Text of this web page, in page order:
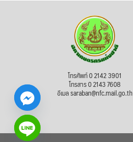
โทรศัพท์ 0 2142 3901
โทรสาร 0 2143 7608
อีเมล saraban@nfc.mail.go.th